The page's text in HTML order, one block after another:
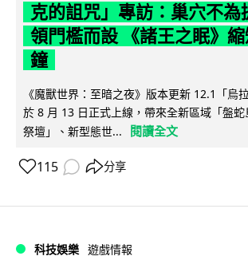
克的詛咒」專訪：巢穴不為
領門檻而設 《諸王之眠》
鐘
《魔獸世界：至暗之夜》版本更新 12.1「烏
於 8 月 13 日正式上線，帶來全新區域「盤
祭壇」、新型態世...
閱讀全文
115 分享
科技娛樂 遊戲情報